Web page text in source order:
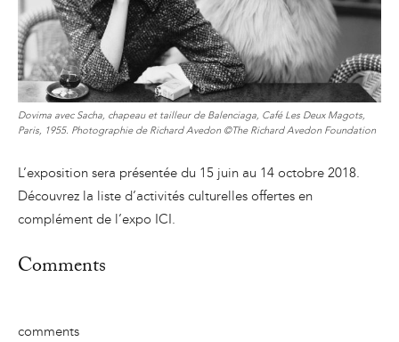
Dovima avec Sacha, chapeau et tailleur de Balenciaga, Café Les Deux Magots,
Paris, 1955. Photographie de Richard Avedon ©The Richard Avedon Foundation
L’exposition sera présentée du 15 juin au 14 octobre 2018.
Découvrez la liste d’activités culturelles offertes en
complément de l’expo ICI.
Comments
comments